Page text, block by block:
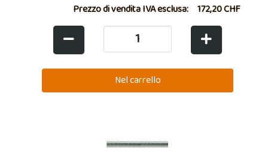
Prezzo di vendita IVA esclusa: 172,20 CHF